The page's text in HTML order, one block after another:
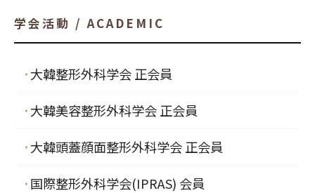
学会活動 / ACADEMIC
大韓整形外科学会 正会員
大韓美容整形外科学会 正会員
大韓頭蓋顔面整形外科学会 正会員
国際整形外科学会(IPRAS) 会員